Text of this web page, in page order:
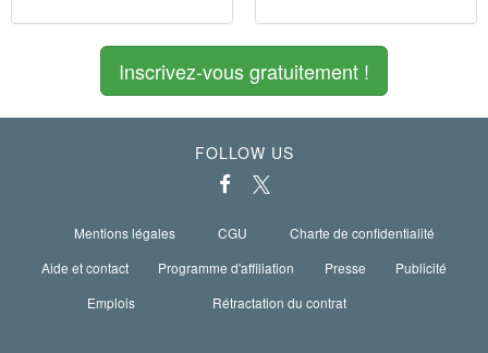
Inscrivez-vous gratuitement !
FOLLOW US
Mentions légales CGU
Charte de confidentialité
Aide et contact
Programme d'affiliation Presse
Publicité
Emplois
Rétractation du contrat